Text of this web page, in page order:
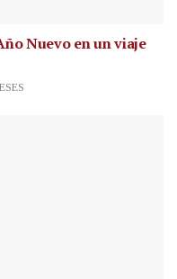
Nuevo en un viaje